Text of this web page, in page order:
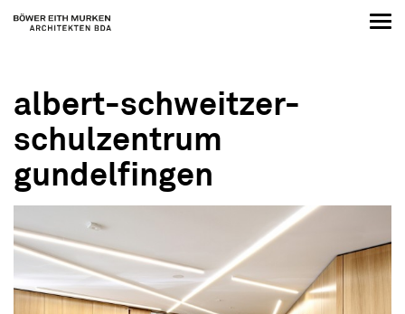
albert-schweitzer-
schulzentrum
gundelfingen